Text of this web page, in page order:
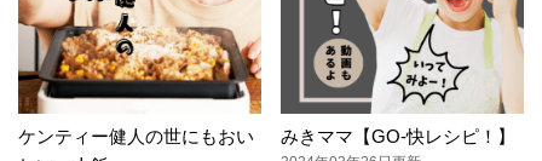
ケンティー健人の世にもおい
みきママ【GO-快レシピ！】